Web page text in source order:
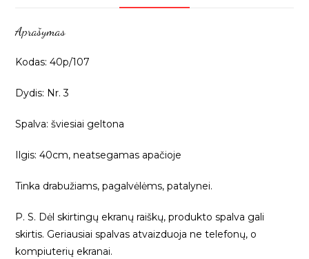
40p/107
Aprašymas
Kodas: 40p/107
Dydis: Nr. 3
Spalva: šviesiai geltona
Ilgis: 40cm, neatsegamas apačioje
Tinka drabužiams, pagalvėlėms, patalynei.
P. S. Dėl skirtingų ekranų raiškų, produkto spalva gali
skirtis. Geriausiai spalvas atvaizduoja ne telefonų, o
kompiuterių ekranai.